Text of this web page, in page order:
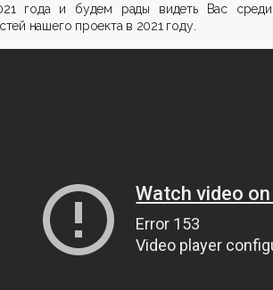
года и будем рады видеть Вас среди
нашего проекта в 2021 году.